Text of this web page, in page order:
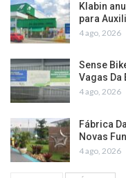
Klabin
para
4 ago, 2026
Sense
Vagas Da
4 ago, 2026
Fábrica
Novas
4 ago, 2026